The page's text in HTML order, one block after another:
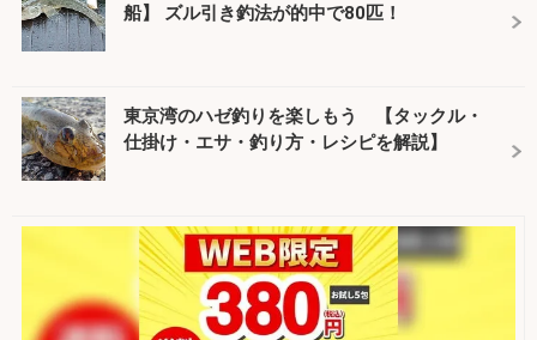
船】 ズル引き釣法が的中で80匹！
東京湾のハゼ釣りを楽しもう 【タックル・
仕掛け・エサ・釣り方・レシピを解説】